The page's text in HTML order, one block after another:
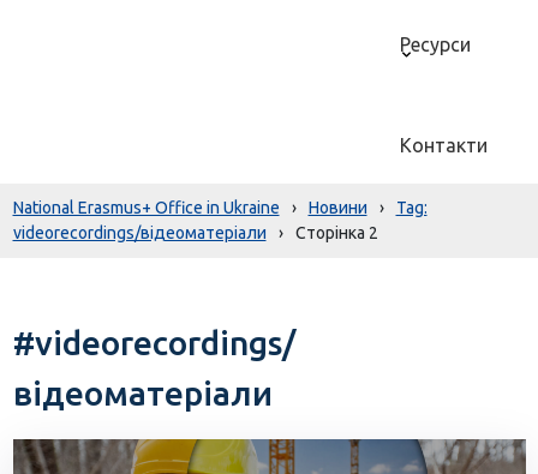
Ресурси
Контакти
National Erasmus+ Office in Ukraine › Новини
›
videorecordings/відеоматеріали
› Сторінка 2
#videorecordings/
відеоматеріали